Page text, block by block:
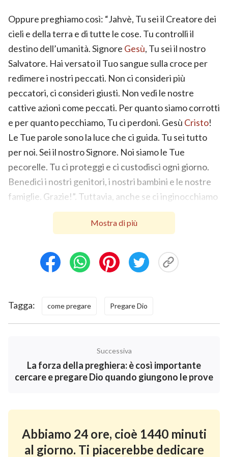
Oppure preghiamo così: “Jahvè, Tu sei il Creatore dei
cieli e della terra e di tutte le cose. Tu controlli il
destino dell’umanità. Signore Gesù, Tu sei il nostro
Salvatore. Hai versato il Tuo sangue sulla croce per
redimere i nostri peccati. Non ci consideri più
peccatori, ci consideri giusti. Non vedi le nostre
cattive azioni come peccati. Per quanto siamo corrotti
e per quanto pecchiamo, Tu ci perdoni. Gesù Cristo!
Le Tue parole sono la luce che ci guida. Tu sei tutto
per noi. Sei il nostro Signore. Noi siamo le Tue
pecorelle. Tu ci proteggi e ci custodisci ogni giorno.
Benedici i nostri genitori, i nostri bambini e le nostre
famiglie. Grazie!”. Tuttavia, anche se ci inginocchiamo
e preghiamo a lungo, i nostri cuori non sono rivolti a
Dio e ciò che diciamo non è davvero ciò che abbiamo
ci importa che Dio sia contento del nostro modo di
pregare. Per questo, anche se preghiamo mattina e
risultato.
Il Signore non ascolta le preghiere di chi non è
Giacché questo popolo s’avvicina a
me colla bocca e mi onora con le labbra, mentre il
suo cuore è lungi da me. […]”(Isaia 29:13). Poiché le
Signore come andrebbe trattato, ma bensì Lo
trattiamo come fosse semplice aria, non possiamo
ricevere l’opera dello Spirito Santo né la Sua
Mostra di più
Tagga: come pregare Pregare Dio
Successiva
La forza della preghiera: è così importante
cercare e pregare Dio quando giungono le prove
Abbiamo 24 ore, cioè 1440 minuti
al giorno. Ti piacerebbe dedicare